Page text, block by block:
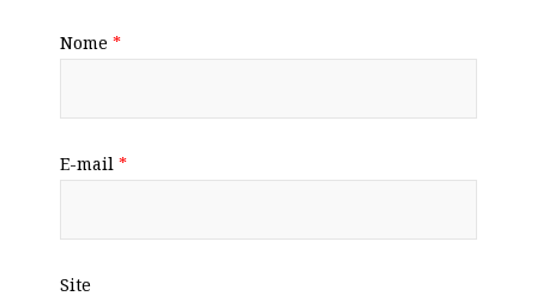
Nome *
E-mail *
Site